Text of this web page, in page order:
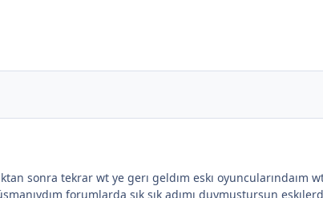
sonra tekrar wt ye gerı geldım eskı oyuncularındaım
forumlarda sık sık adımı duymuştursun